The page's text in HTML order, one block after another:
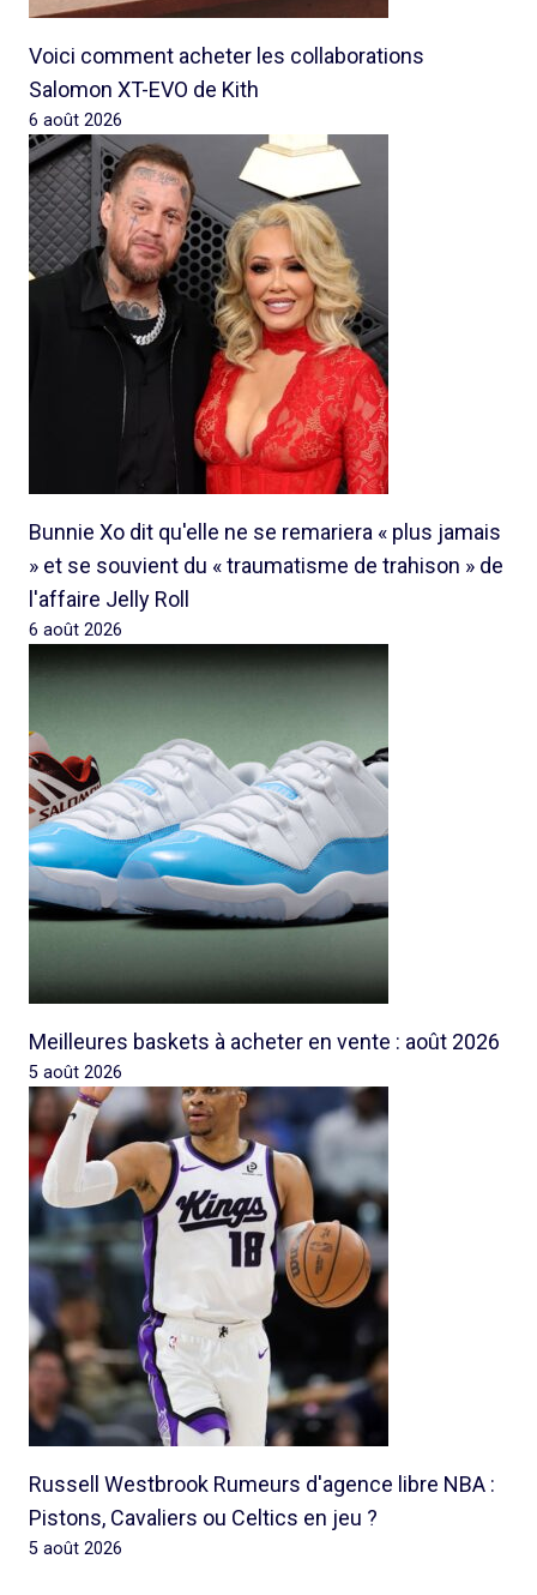
Voici comment acheter les collaborations
Salomon XT-EVO de Kith
6 août 2026
Bunnie Xo dit qu'elle ne se remariera « plus jamais
» et se souvient du « traumatisme de trahison » de
l'affaire Jelly Roll
6 août 2026
Meilleures baskets à acheter en vente : août 2026
5 août 2026
Russell Westbrook Rumeurs d'agence libre NBA :
Pistons, Cavaliers ou Celtics en jeu ?
5 août 2026